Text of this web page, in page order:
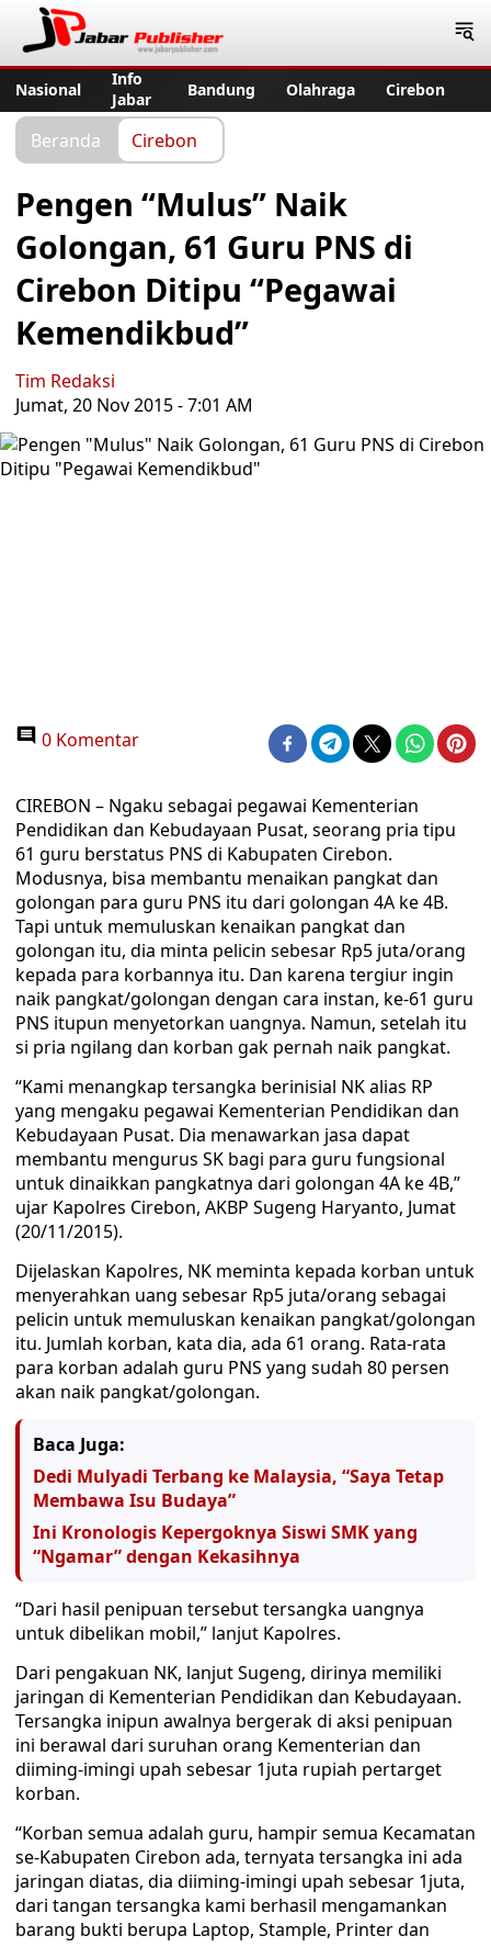
Nasional
Info
Jabar
Bandung Olahraga Cirebon
Beranda Cirebon
Pengen “Mulus” Naik
Golongan, 61 Guru PNS di
Cirebon Ditipu “Pegawai
Kemendikbud”
Tim Redaksi
Jumat, 20 Nov 2015 - 7:01 AM
0 Komentar
CIREBON – Ngaku sebagai pegawai Kementerian
Pendidikan dan Kebudayaan Pusat, seorang pria tipu
61 guru berstatus PNS di Kabupaten Cirebon.
Modusnya, bisa membantu menaikan pangkat dan
golongan para guru PNS itu dari golongan 4A ke 4B.
Tapi untuk memuluskan kenaikan pangkat dan
golongan itu, dia minta pelicin sebesar Rp5 juta/orang
kepada para korbannya itu. Dan karena tergiur ingin
naik pangkat/golongan dengan cara instan, ke-61 guru
PNS itupun menyetorkan uangnya. Namun, setelah itu
si pria ngilang dan korban gak pernah naik pangkat.
“Kami menangkap tersangka berinisial NK alias RP
yang mengaku pegawai Kementerian Pendidikan dan
Kebudayaan Pusat. Dia menawarkan jasa dapat
membantu mengurus SK bagi para guru fungsional
untuk dinaikkan pangkatnya dari golongan 4A ke 4B,”
ujar Kapolres Cirebon, AKBP Sugeng Haryanto, Jumat
(20/11/2015).
Dijelaskan Kapolres, NK meminta kepada korban untuk
menyerahkan uang sebesar Rp5 juta/orang sebagai
pelicin untuk memuluskan kenaikan pangkat/golongan
itu. Jumlah korban, kata dia, ada 61 orang. Rata-rata
para korban adalah guru PNS yang sudah 80 persen
akan naik pangkat/golongan.
Baca Juga:
Dedi Mulyadi Terbang ke Malaysia, “Saya Tetap
Membawa Isu Budaya”
Ini Kronologis Kepergoknya Siswi SMK yang
“Ngamar” dengan Kekasihnya
“Dari hasil penipuan tersebut tersangka uangnya
untuk dibelikan mobil,” lanjut Kapolres.
Dari pengakuan NK, lanjut Sugeng, dirinya memiliki
jaringan di Kementerian Pendidikan dan Kebudayaan.
Tersangka inipun awalnya bergerak di aksi penipuan
ini berawal dari suruhan orang Kementerian dan
diiming-imingi upah sebesar 1juta rupiah pertarget
korban.
“Korban semua adalah guru, hampir semua Kecamatan
se-Kabupaten Cirebon ada, ternyata tersangka ini ada
jaringan diatas, dia diiming-imingi upah sebesar 1juta,
dari tangan tersangka kami berhasil mengamankan
barang bukti berupa Laptop, Stample, Printer dan